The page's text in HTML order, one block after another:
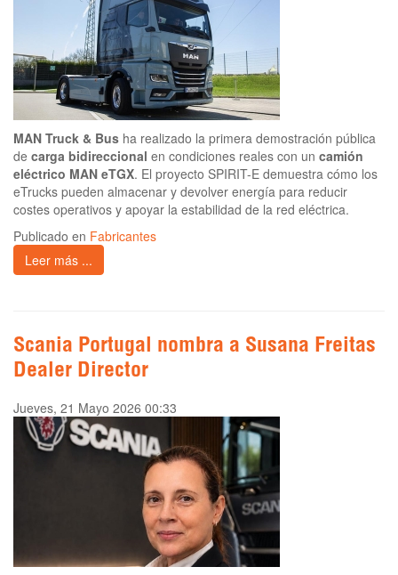
MAN Truck & Bus ha realizado la primera demostración pública
de carga bidireccional en condiciones reales con un camión
eléctrico MAN eTGX. El proyecto SPIRIT-E demuestra cómo los
eTrucks pueden almacenar y devolver energía para reducir
costes operativos y apoyar la estabilidad de la red eléctrica.
Publicado en Fabricantes
Leer más ...
Scania Portugal nombra a Susana Freitas
Dealer Director
Jueves, 21 Mayo 2026 00:33